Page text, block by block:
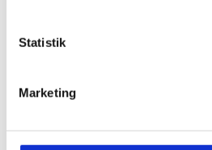
Statistik
Marketing
Kurset varer over to weekender,
Kurset afholdes i nærheden af